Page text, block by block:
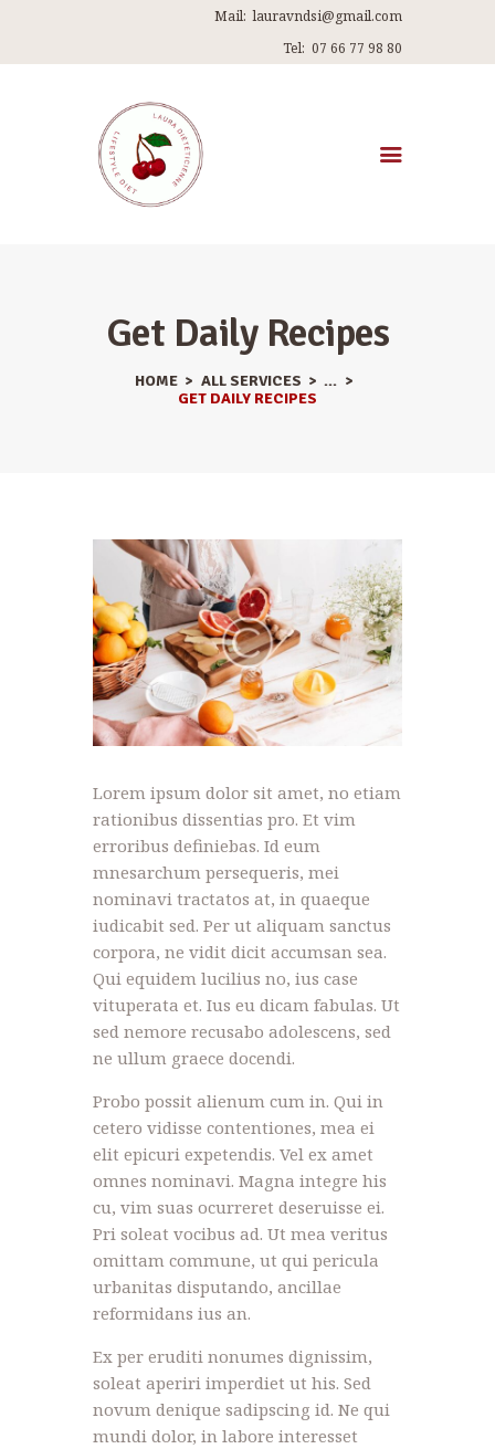
Mail: lauravndsi@gmail.com
Tel: 07 66 77 98 80
Get Daily Recipes
HOME ALL SERVICES
...
GET DAILY RECIPES
RECETTES
ARTICLES
Lorem ipsum dolor sit amet, no etiam
rationibus dissentias pro. Et vim
erroribus definiebas. Id eum
mnesarchum persequeris, mei
nominavi tractatos at, in quaeque
iudicabit sed. Per ut aliquam sanctus
corpora, ne vidit dicit accumsan sea.
Qui equidem lucilius no, ius case
vituperata et. Ius eu dicam fabulas. Ut
sed nemore recusabo adolescens, sed
ne ullum graece docendi.
Probo possit alienum cum in. Qui in
cetero vidisse contentiones, mea ei
elit epicuri expetendis. Vel ex amet
omnes nominavi. Magna integre his
cu, vim suas ocurreret deseruisse ei.
Pri soleat vocibus ad. Ut mea veritus
omittam commune, ut qui pericula
urbanitas disputando, ancillae
reformidans ius an.
Ex per eruditi nonumes dignissim,
soleat aperiri imperdiet ut his. Sed
novum denique sadipscing id. Ne qui
mundi dolor, in labore interesset